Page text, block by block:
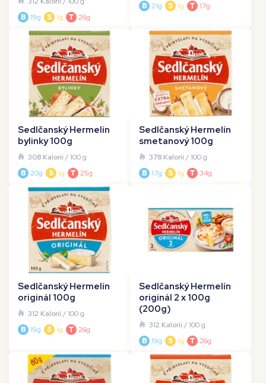
B 19g S 1g T 26g
B 21g S 1g T 17g
Sedlčanský Hermelín
bylinky 100g
308 Kalorií/ 100 g
B 20g S 1g T 25g
Sedlčanský Hermelín
smetanový 100g
378 Kalorií/ 100 g
B 17g S 1g T 34g
Sedlčanský Hermelín
originál 100g
312 Kalorií/ 100 g
B 19g S 1g T 26g
Sedlčanský Hermelín
originál 2 x 100g
(200g)
312 Kalorií/ 100 g
B 19g S 1g T 26g